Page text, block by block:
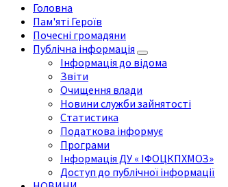
Головна
Пам'яті Героїв
Почесні громадяни
Публічна інформація
Інформація до відома
Звіти
Очищення влади
Новини служби зайнятості
Статистика
Податкова інформує
Програми
Інформація ДУ « ІФОЦКПХМОЗ»
Доступ до публічної інформації